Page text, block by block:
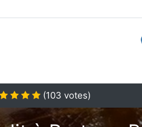
(103 votes)